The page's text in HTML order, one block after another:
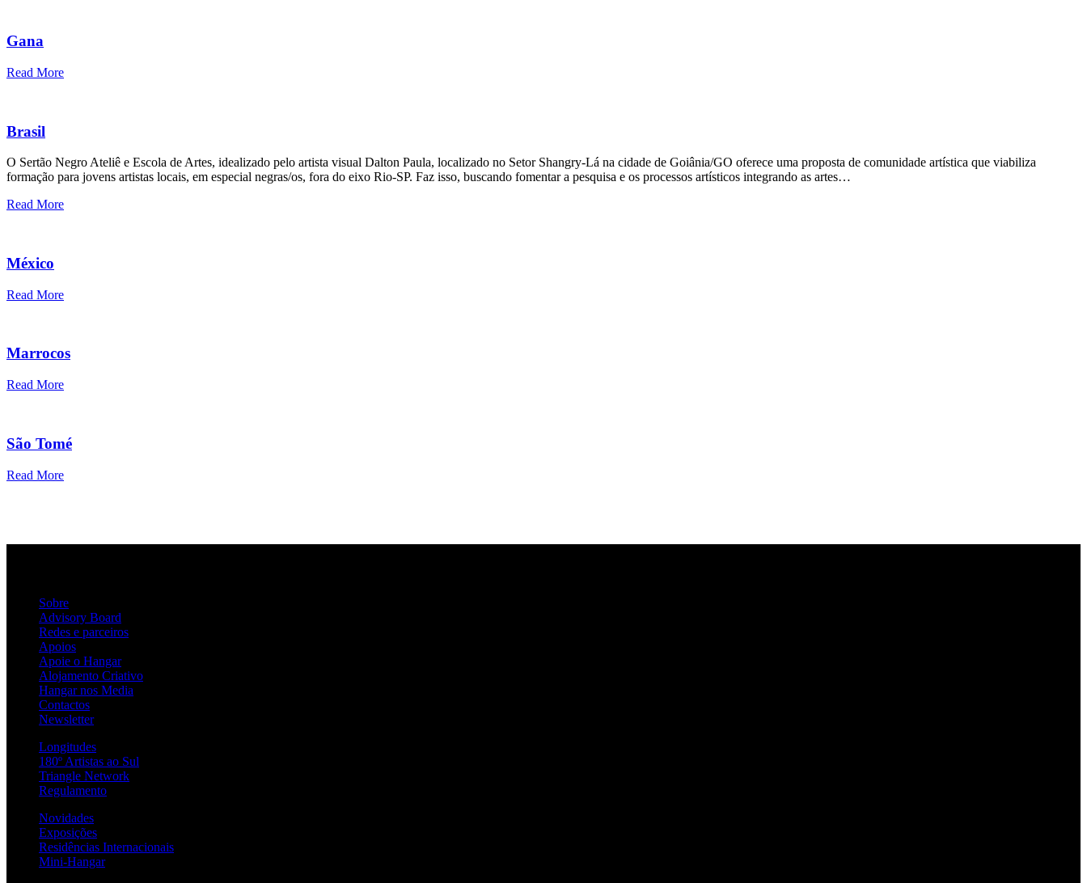
Gana
Read More
Brasil
O Sertão Negro Ateliê e Escola de Artes, idealizado pelo artista visual Dalton Paula, localizado no Setor Shangry-Lá na cidade de Goiânia/GO oferece uma proposta de comunidade artística que viabiliza
formação para jovens artistas locais, em especial negras/os, fora do eixo Rio-SP. Faz isso, buscando fomentar a pesquisa e os processos artísticos integrando as artes…
Read More
México
Read More
Marrocos
Read More
São Tomé
Read More
Sobre
Advisory Board
Redes e parceiros
Apoios
Apoie o Hangar
Alojamento Criativo
Hangar nos Media
Contactos
Newsletter
Longitudes
180º Artistas ao Sul
Triangle Network
Regulamento
Novidades
Exposições
Residências Internacionais
Mini-Hangar